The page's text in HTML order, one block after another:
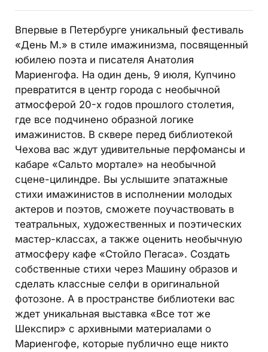
Впервые в Петербурге уникальный фестиваль
«День М.» в стиле имажинизма, посвященный
юбилею поэта и писателя Анатолия
Мариенгофа. На один день, 9 июля, Купчино
превратится в центр города с необычной
атмосферой 20-х годов прошлого столетия,
где все подчинено образной логике
имажинистов. В сквере перед библиотекой
Чехова вас ждут удивительные перфомансы и
кабаре «Сальто мортале» на необычной
сцене-цилиндре. Вы услышите эпатажные
стихи имажинистов в исполнении молодых
актеров и поэтов, сможете поучаствовать в
театральных, художественных и поэтических
мастер-классах, а также оценить необычную
атмосферу кафе «Стойло Пегаса». Создать
собственные стихи через Машину образов и
сделать классные селфи в оригинальной
фотозоне. А в пространстве библиотеки вас
ждет уникальная выставка «Все тот же
Шекспир» с архивными материалами о
Мариенгофе, которые публично еще никто